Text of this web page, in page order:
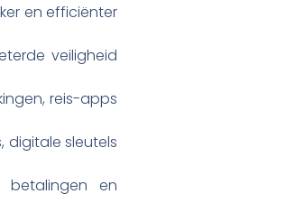
en efficiënter
veiligheid
reis-apps
sleutels
betalingen en